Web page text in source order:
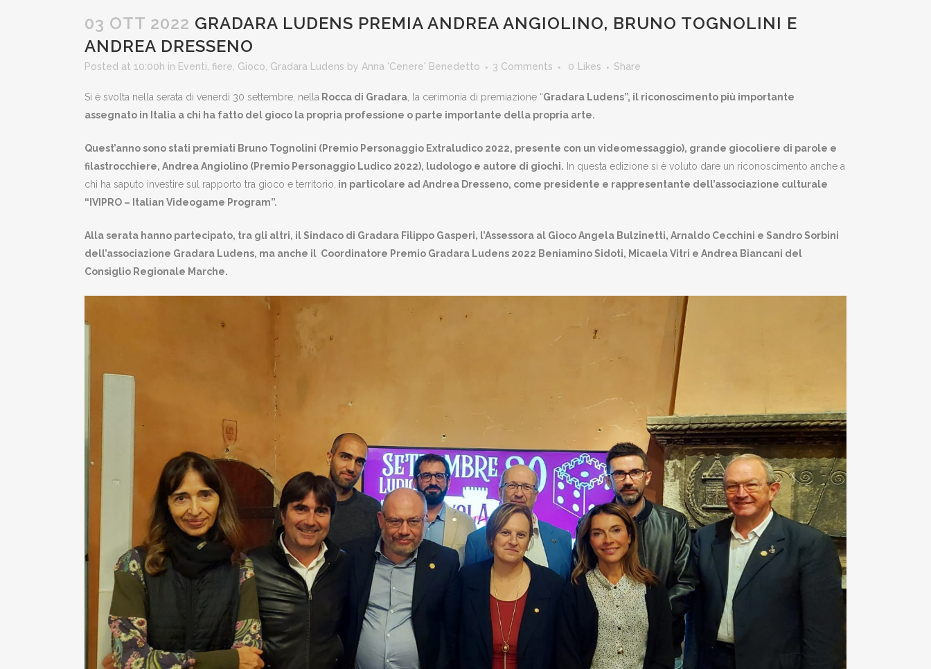
03 OTT 2022 GRADARA LUDENS PREMIA ANDREA ANGIOLINO, BRUNO TOGNOLINI E
ANDREA DRESSENO
Posted at 10:00h in Eventi fiere Gioco Gradara Ludens by Anna 'Cenere' Benedetto 3 Comments 0 Likes Share
Si è svolta nella serata di venerdì 30 settembre, nella Rocca di Gradara , la cerimonia di premiazione “Gradara Ludens”, il riconoscimento più importante
assegnato in Italia a chi ha fatto del gioco la propria professione o parte importante della propria arte.
Quest’anno sono stati premiati Bruno Tognolini (Premio Personaggio Extraludico 2022, presente con un videomessaggio), grande giocoliere di parole e
filastrocchiere, Andrea Angiolino (Premio Personaggio Ludico 2022), ludologo e autore di giochi. In questa edizione si è voluto dare un riconoscimento anche a
chi ha saputo investire sul rapporto tra gioco e territorio, in particolare ad Andrea Dresseno, come presidente e rappresentante dell’associazione culturale
“IVIPRO – Italian Videogame Program”.
Alla serata hanno partecipato, tra gli altri, il Sindaco di Gradara Filippo Gasperi, l’Assessora al Gioco Angela Bulzinetti, Arnaldo Cecchini e Sandro Sorbini
dell’associazione Gradara Ludens, ma anche il Coordinatore Premio Gradara Ludens 2022 Beniamino Sidoti, Micaela Vitri e Andrea Biancani del
Consiglio Regionale Marche.